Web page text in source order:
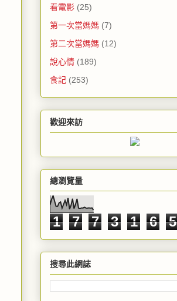
看電影 (25)
第一次當媽媽 (7)
第二次當媽媽 (12)
說心情 (189)
食記 (253)
歡迎來訪
總瀏覽量
1 7 7 3 1 6 5
搜尋此網誌